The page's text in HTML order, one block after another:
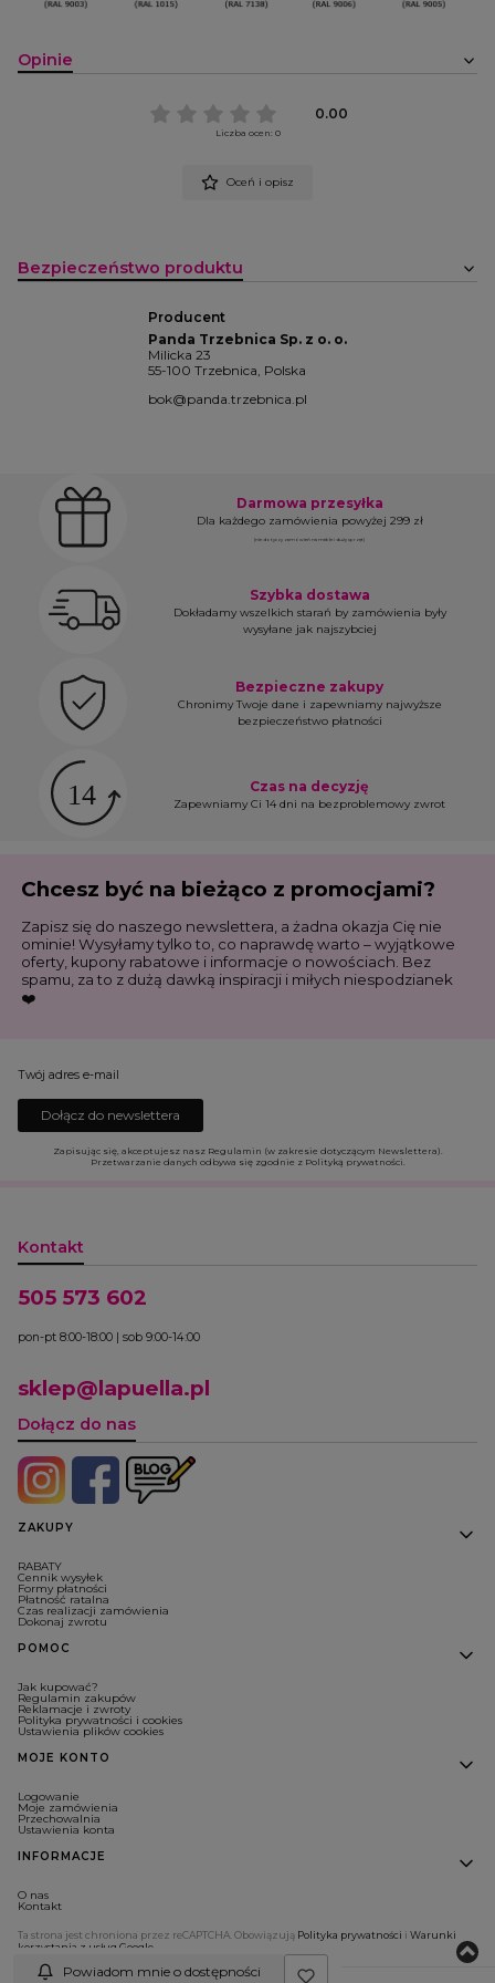
Opinie
0.00
Liczba ocen: 0
Oceń i opisz
Bezpieczeństwo produktu
Producent
Panda Trzebnica Sp. z o. o.
Milicka 23
55-100 Trzebnica, Polska
bok@panda.trzebnica.pl
Darmowa przesyłka
Dla każdego zamówienia powyżej 299 zł
(nie dotyczy zamówień na meble i duży sprzęt)
Szybka dostawa
Dokładamy wszelkich starań by zamówienia były
wysyłane jak najszybciej
Bezpieczne zakupy
Chronimy Twoje dane i zapewniamy najwyższe
bezpieczeństwo płatności
Czas na decyzję
Zapewniamy Ci 14 dni na bezproblemowy zwrot
Chcesz być na bieżąco z promocjami?
Zapisz się do naszego newslettera, a żadna okazja Cię nie
ominie! Wysyłamy tylko to, co naprawdę warto – wyjątkowe
oferty, kupony rabatowe i informacje o nowościach. Bez
spamu, za to z dużą dawką inspiracji i miłych niespodzianek
❤️
Twój adres e-mail
Dołącz do newslettera
Zapisując się, akceptujesz nasz Regulamin (w zakresie dotyczącym Newslettera).
Przetwarzanie danych odbywa się zgodnie z Polityką prywatności.
Kontakt
505 573 602
pon-pt 8:00-18:00 | sob 9:00-14:00
sklep@lapuella.pl
Dołącz do nas
Linki w stopce
ZAKUPY
RABATY
Cennik wysyłek
Formy płatności
Płatność ratalna
Czas realizacji zamówienia
Dokonaj zwrotu
POMOC
Jak kupować?
Regulamin zakupów
Reklamacje i zwroty
Polityka prywatności i cookies
Ustawienia plików cookies
MOJE KONTO
Logowanie
Moje zamówienia
Przechowalnia
Ustawienia konta
INFORMACJE
O nas
Kontakt
Ta strona jest chroniona przez reCAPTCHA. Obowiązują Polityka prywatności i Warunki
korzystania z usług Google
Powiadom mnie o dostępności